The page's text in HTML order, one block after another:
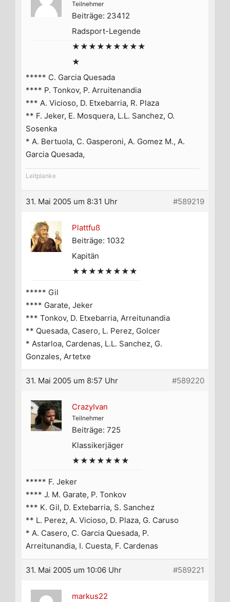
Teilnehmer
Beiträge: 23412
Radsport-Legende
★★★★★★★★★
★
***** C. Garcia Quesada
**** P. Tonkov, P. Arruitenandia
*** A. Vicioso, D. Etxebarria, R. Plaza
** F. Jeker, E. Mosquera, L.L. Sanchez, O.
Sosenka
* A. Bertuola, C. Gasperoni, A. Gomez M., A.
Garcia Quesada,
Leitplanke
31. Mai 2005 um 8:31 Uhr #589219
Plattfuß
Beiträge: 1032
Kapitän
★★★★★★★★
***** Gil
**** Garate, Jeker
*** Tonkov, D. Etxebarria, Arreitunandia
** Quesada, Casero, L. Perez, Golcer
* Astarloa, Cardenas, L.L. Sanchez, G.
Gonzales, Artetxe
31. Mai 2005 um 8:57 Uhr #589220
CrazyIvan
Teilnehmer
Beiträge: 725
Klassikerjäger
★★★★★★★
***** F. Jeker
**** J. M. Garate, P. Tonkov
*** K. Gil, D. Extebarria, S. Sanchez
** L. Perez, A. Vicioso, D. Plaza, G. Caruso
* A. Casero, C. Garcia Quesada, P.
Arreitunandia, I. Cuesta, F. Cardenas
31. Mai 2005 um 10:06 Uhr #589221
markus22